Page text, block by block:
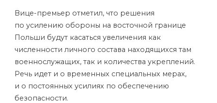
Вице-премьер отметил, что решения
по усилению обороны на восточной границе
Польши будут касаться увеличения как
численности личного состава находящихся там
военнослужащих, так и количества укреплений.
Речь идет и о временных специальных мерах,
и о постоянных усилиях по обеспечению
безопасности.